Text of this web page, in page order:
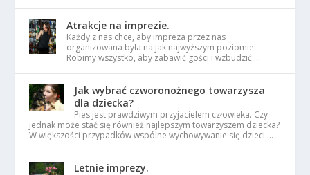
Atrakcje na imprezie.
Każdy z nas chce, aby impreza przez nas
organizowana była na jak najwyższym poziomie.
Robimy wszystko, aby zabawić gości i wzbudzić …
Jak wybrać czworonożnego towarzysza
dla dziecka?
Pies jest prawdziwym przyjacielem człowieka. Czy
jednak może stać się również najlepszym towarzyszem dziecka?
W większości przypadków wspólne wychowywanie się dzieci …
Letnie imprezy.